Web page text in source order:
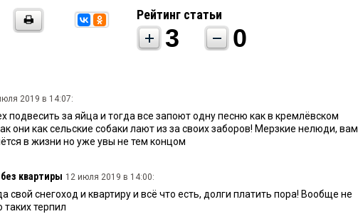
Рейтинг статьи
3 0
2019 в 14:07:
подвесить за яйца и тогда все запоют одну песню как в кремлёвском
они как сельские собаки лают из за своих заборов! Мерзкие нелюди, вам
в жизни но уже увы не тем концом
квартиры 12 июля 2019 в 14:00:
свой снегоход и квартиру и всё что есть, долги платить пора! Вообще не
терпил